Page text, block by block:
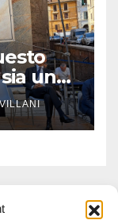
un